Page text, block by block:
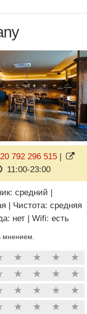
792 296 515 |
11:00-23:00
средний |
| Чистота: средняя
нет | Wifi: есть
мнением.
★ ★ ★ ★
★ ★ ★ ★
★ ★ ★ ★
★ ★ ★ ★